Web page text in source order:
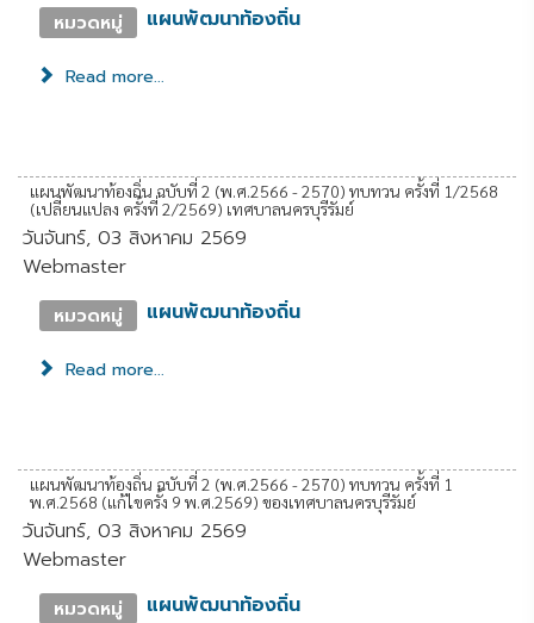
หมวดหมู่ แผนพัฒนาท้องถิ่น
Read more...
แผนพัฒนาท้องถิ่น ฉบับที่ 2 (พ.ศ.2566 - 2570) ทบทวน ครั้งที่ 1/2568
(เปลี่ยนแปลง ครั้งที่ 2/2569) เทศบาลนครบุรีรัมย์
วันจันทร์, 03 สิงหาคม 2569
Webmaster
หมวดหมู่ แผนพัฒนาท้องถิ่น
Read more...
แผนพัฒนาท้องถิ่น ฉบับที่ 2 (พ.ศ.2566 - 2570) ทบทวน ครั้งที่ 1
พ.ศ.2568 (แก้ไขครั้ง 9 พ.ศ.2569) ของเทศบาลนครบุรีรัมย์
วันจันทร์, 03 สิงหาคม 2569
Webmaster
หมวดหมู่ แผนพัฒนาท้องถิ่น